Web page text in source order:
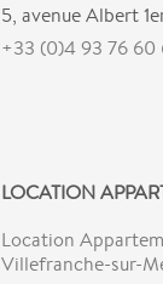
5, avenue Albert
+33 (0)4 93 76 60
LOCATION
Location
Villefranche-sur-